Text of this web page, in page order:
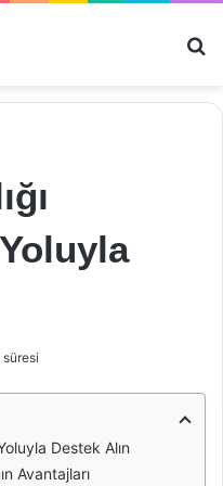
Destek Alın
Avantajları